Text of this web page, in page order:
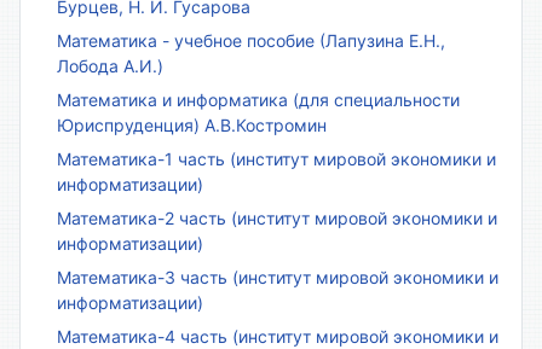
Бурцев, Н. И. Гусарова
Математика - учебное пособие (Лапузина Е.Н.,
Лобода А.И.)
Математика и информатика (для специальности
Юриспруденция) А.В.Костромин
Математика-1 часть (институт мировой экономики и
информатизации)
Математика-2 часть (институт мировой экономики и
информатизации)
Математика-3 часть (институт мировой экономики и
информатизации)
Математика-4 часть (институт мировой экономики и